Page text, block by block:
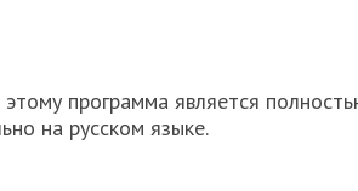
программа является
на русском языке.